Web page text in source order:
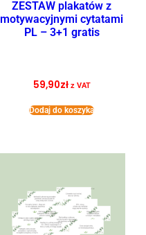
ZESTAW plakatów z
motywacyjnymi cytatami
PL – 3+1 gratis
59,90zł z VAT
Dodaj do koszyka